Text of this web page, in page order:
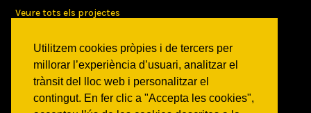
Utilitzem cookies pròpies i de tercers per
millorar l’experiència d’usuari, analitzar el
trànsit del lloc web i personalitzar el
contingut. En fer clic a "Accepta les cookies",
Veure tots els projectes
AGENDA
Veure totes les activitats
NOTICIES